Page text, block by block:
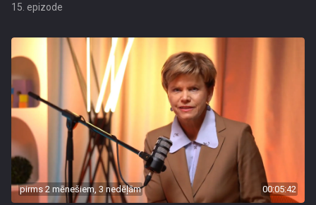
15. epizode
pirms 2 mēnešiem, 3 nedēļām 00:05:42